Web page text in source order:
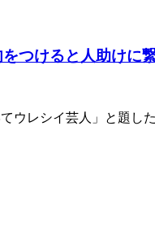
つけると人助けに
ウレシイ芸人」と題